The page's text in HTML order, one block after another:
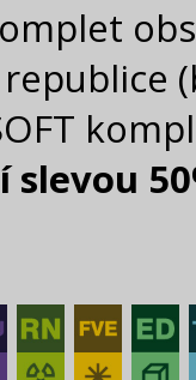
slevou